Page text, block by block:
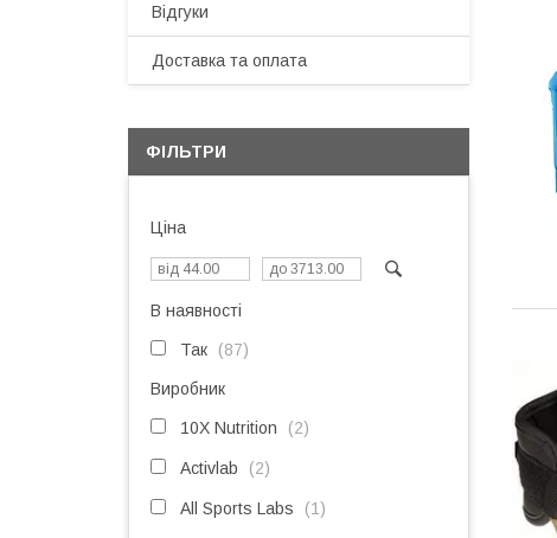
Відгуки
Доставка та оплата
ФІЛЬТРИ
Ціна
В наявності
Так 87
Виробник
10X Nutrition 2
Activlab 2
All Sports Labs 1